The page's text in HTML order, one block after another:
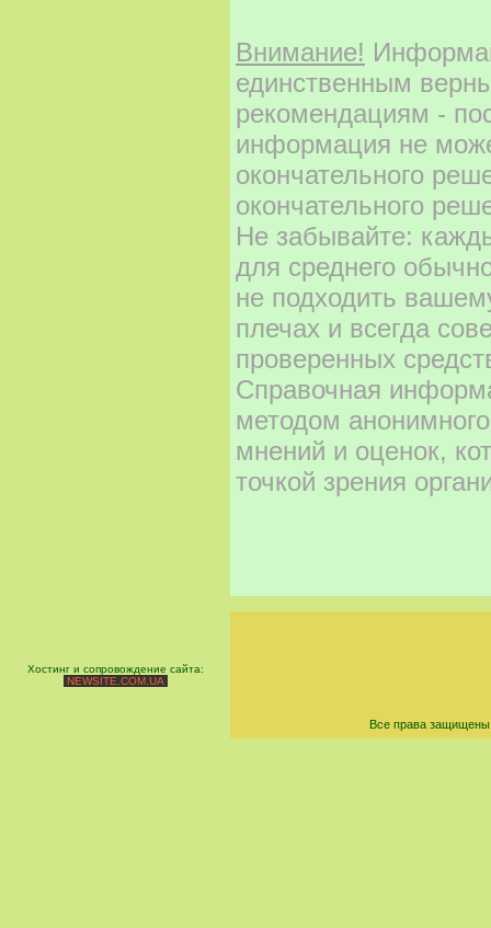
Внимание!
единственным
рекомендациям -
информация не
окончательного
окончательного
Не забывайте:
для среднего
не подходить
плечах и всегда
проверенных
Справочная
методом
мнений и оценок,
точкой зрения
Хостинг и сопровождение сайта:
NEWSITE.COM.UA
Все права